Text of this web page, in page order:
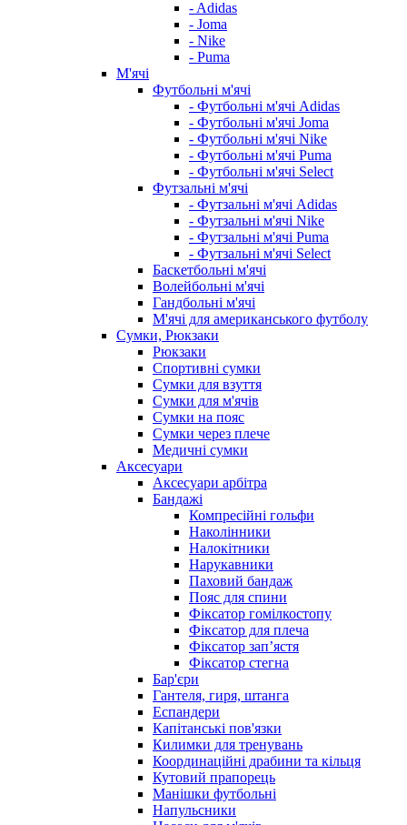
- Adidas
- Joma
- Nike
- Puma
М'ячі
Футбольні м'ячі
- Футбольні м'ячі Adidas
- Футбольні м'ячі Joma
- Футбольні м'ячі Nike
- Футбольні м'ячі Puma
- Футбольні м'ячі Select
Футзальні м'ячі
- Футзальні м'ячі Adidas
- Футзальні м'ячі Nike
- Футзальні м'ячі Puma
- Футзальні м'ячі Select
Баскетбольні м'ячі
Волейбольні м'ячі
Гандбольні м'ячі
М'ячі для американського футболу
Сумки, Рюкзаки
Рюкзаки
Спортивні сумки
Сумки для взуття
Сумки для м'ячів
Сумки на пояс
Сумки через плече
Медичні сумки
Аксесуари
Аксесуари арбітра
Бандажі
Компресійні гольфи
Наколінники
Налокітники
Нарукавники
Паховий бандаж
Пояс для спини
Фіксатор гомілкостопу
Фіксатор для плеча
Фіксатор запʼястя
Фіксатор стегна
Бар'єри
Гантеля, гиря, штанга
Еспандери
Капітанські пов'язки
Килимки для тренувань
Координаційні драбини та кільця
Кутовий прапорець
Манішки футбольні
Напульсники